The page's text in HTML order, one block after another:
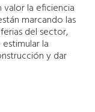
valor la eficiencia
marcando las
del sector,
la
y dar